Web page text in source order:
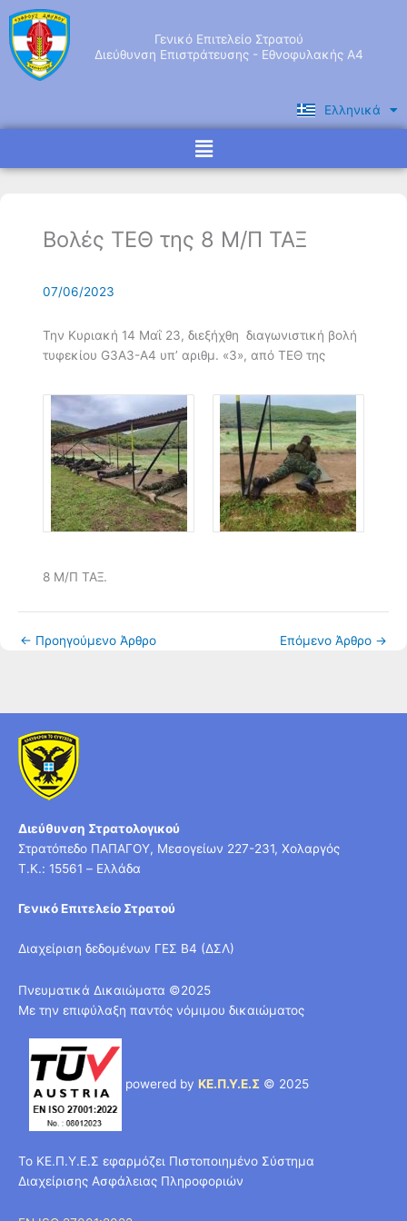
Μετάβαση
στο
περιεχόμενο
Γενικό Επιτελείο Στρατού
Διεύθυνση Επιστράτευσης - Εθνοφυλακής Α4
Ελληνικά
English
Menu
Βολές ΤΕΘ της 8 Μ/Π ΤΑΞ
07/06/2023
Την Κυριακή 14 Μαΐ 23, διεξήχθη διαγωνιστική βολή
τυφεκίου G3A3-Α4 υπ’ αριθμ. «3», από ΤΕΘ της
8 Μ/Π ΤΑΞ.
← Προηγούμενο Άρθρο Επόμενο Άρθρο →
Διεύθυνση Στρατολογικού
Στρατόπεδο ΠΑΠΑΓΟΥ, Μεσογείων 227-231, Χολαργός
T.K.: 15561 – Ελλάδα
Γενικό Επιτελείο Στρατού
Διαχείριση δεδομένων ΓΕΣ Β4 (ΔΣΛ)
Πνευματικά Δικαιώματα ©2025
Με την επιφύλαξη παντός νόμιμου δικαιώματος
powered by ΚΕ.Π.Υ.Ε.Σ © 2025
Το ΚΕ.Π.Υ.Ε.Σ εφαρμόζει Πιστοποιημένο Σύστημα
Διαχείρισης Ασφάλειας Πληροφοριών